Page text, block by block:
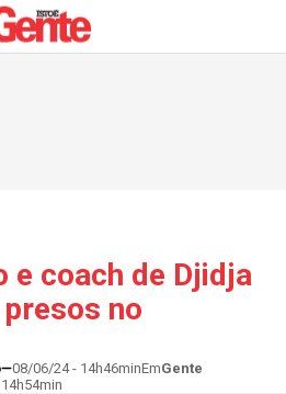
e coach de Djidja
no
08/06/24 - 14h46minEmGente